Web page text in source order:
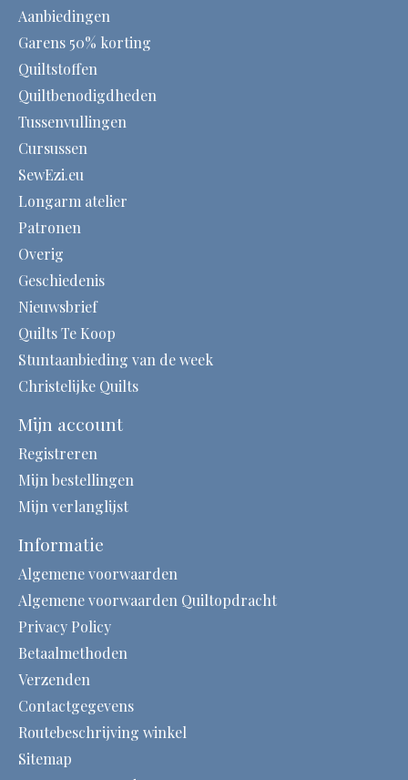
Aanbiedingen
Garens 50% korting
Quiltstoffen
Quiltbenodigdheden
Tussenvullingen
Cursussen
SewEzi.eu
Longarm atelier
Patronen
Overig
Geschiedenis
Nieuwsbrief
Quilts Te Koop
Stuntaanbieding van de week
Christelijke Quilts
Mijn account
Registreren
Mijn bestellingen
Mijn verlanglijst
Informatie
Algemene voorwaarden
Algemene voorwaarden Quiltopdracht
Privacy Policy
Betaalmethoden
Verzenden
Contactgegevens
Routebeschrijving winkel
Sitemap